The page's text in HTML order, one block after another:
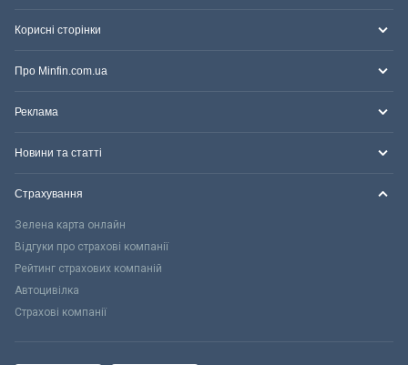
Корисні сторінки
Про Minfin.com.ua
Реклама
Новини та статті
Страхування
Зелена карта онлайн
Відгуки про страхові компанії
Рейтинг страхових компаній
Автоцивілка
Страхові компанії